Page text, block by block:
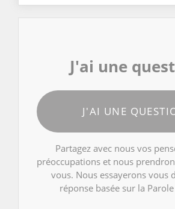
J'ai une
J'AI UNE
Partagez avec nous vos
préoccupations et nous
vous. Nous essayerons vous
réponse basée sur la